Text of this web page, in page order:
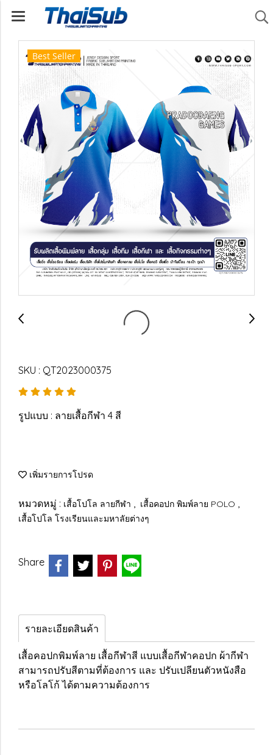
Best Seller
SKU : QT2023000375
รูปแบบ : ลายเสื้อกีฬา 4 สี
เพิ่มรายการโปรด
หมวดหมู่ : เสื้อโปโล ลายกีฬา , เสื้อคอปก พิมพ์ลาย POLO ,
เสื้อโปโล โรงเรียนและมหาลัยต่างๆ
Share
รายละเอียดสินค้า
เสื้อคอปกพิมพ์ลาย เสื้อกีฬาสี แบบเสื้อกีฬาคอปก ผ้ากีฬา
สามารถปรับสีตามที่ต้องการ และ ปรับเปลียนตัวหนังสือ
หรือโลโก้ ได้ตามความต้องการ